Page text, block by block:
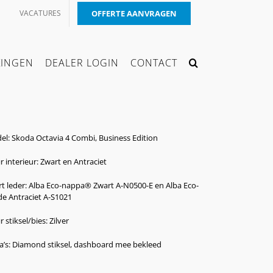
VACATURES OFFERTE AANVRAGEN
DEALER LOGIN CONTACT
Skoda Octavia 4 Combi, Business Edition
interieur: Zwart en Antraciet
leder: Alba Eco-nappa® Zwart A-N0500-E en Alba Eco-
Antraciet A-S1021
stiksel/bies: Zilver
Diamond stiksel, dashboard mee bekleed